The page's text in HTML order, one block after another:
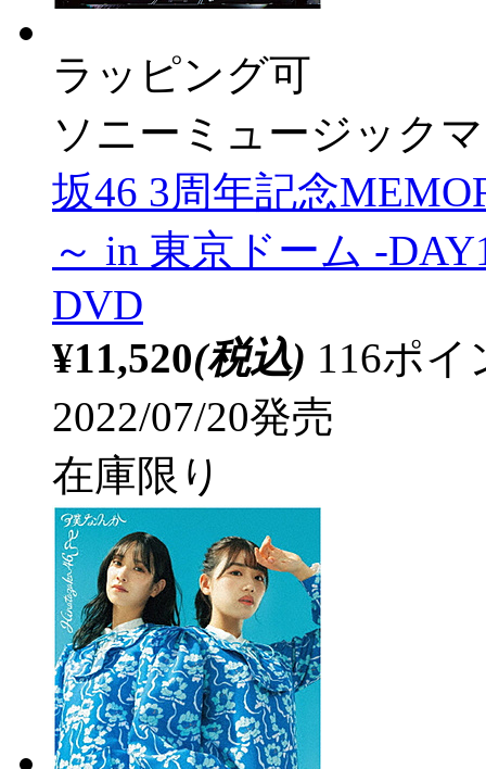
ラッピング可
ソニーミュージック
坂46 3周年記念
～ in 東京ドーム -
DVD
¥11,520(税込) 116ポ
2022/07/20発売
在庫限り